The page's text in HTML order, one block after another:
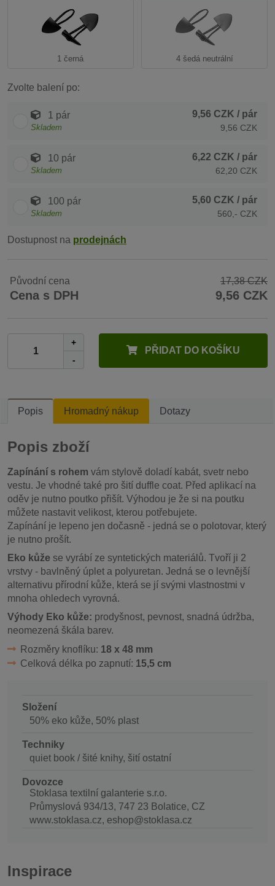
1 černá 4 šedá neutrální
Zvolte balení po:
1 pár
Skladem
9,56 CZK / pár
9,56 CZK
10 pár
Skladem
6,22 CZK / pár
62,20 CZK
100 pár
Skladem
5,60 CZK / pár
560,- CZK
Dostupnost na prodejnách
Původní cena 17,38 CZK
Cena s DPH 9,56 CZK
+
-
PŘIDAT DO KOŠÍKU
Popis Hromadný nákup Dotazy
Popis zboží
Zapínání s rohem vám stylově doladí kabát, svetr nebo
vestu. Je vhodné také pro šití duffle coat. Před aplikací na
oděv je nutno poutko přišít. Výhodou je že si na poutku
můžete nastavit velikost, kterou potřebujete.
Zapínání je lepeno jen dočasně - jedná se o polotovar, který
je nutno prošít.
Eko kůže se vyrábí ze syntetických materiálů. Tvoří ji 2
vrstvy - bavlněný úplet a polyuretan. Jedná se o levnější
alternativu přírodní kůže, která se jí svými vlastnostmi v
mnoha ohledech vyrovná.
Výhody Eko kůže: prodyšnost, pevnost, snadná údržba,
neomezená škála barev.
Rozměry knoflíku: 18 x 48 mm
Celková délka po zapnutí: 15,5 cm
Složení
50% eko kůže, 50% plast
Techniky
quiet book / šité knihy, šití ostatní
Dovozce
Stoklasa textilní galanterie s.r.o.
Průmyslová 934/13, 747 23 Bolatice, CZ
www.stoklasa.cz, eshop@stoklasa.cz
Inspirace